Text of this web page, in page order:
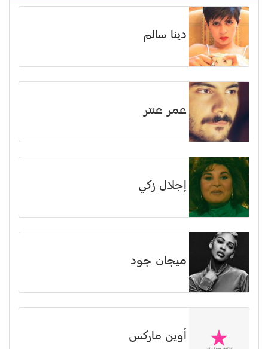
دينا سالم
عمر عنتر
إجلال زكي
ميجان جود
أوين ماركس